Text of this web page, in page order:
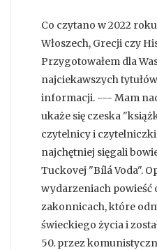
Co czytano w 2022
Włoszech, Grecji czy
Przygotowałem dla
najciekawszych
informacji. --- Mam
ukaże się czeska
czytelnicy i
najchętniej sięgali
Tuckovej "Bílá Voda".
wydarzeniach powieść
zakonnicach, które
świeckiego życia i
50. przez